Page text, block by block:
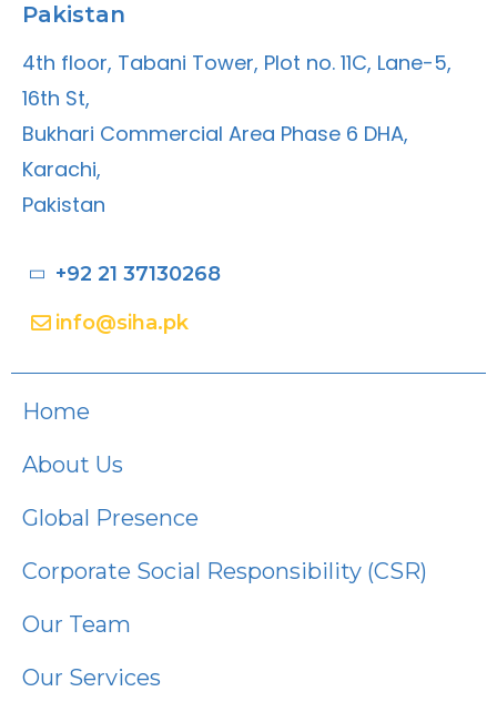
Pakistan
4th floor, Tabani Tower, Plot no. 11C, Lane-5,
16th St,
Bukhari Commercial Area Phase 6 DHA,
Karachi,
Pakistan
+92 21 37130268
info@siha.pk
Home
About Us
Global Presence
Corporate Social Responsibility (CSR)
Our Team
Our Services